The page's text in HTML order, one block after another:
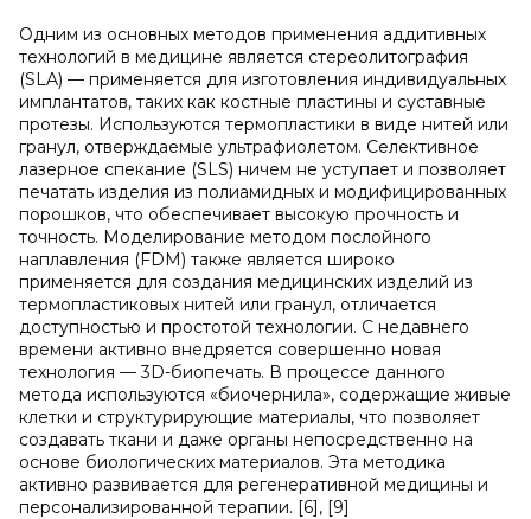
Одним из основных методов применения аддитивных
технологий в медицине является стереолитография
(SLA) — применяется для изготовления индивидуальных
имплантатов, таких как костные пластины и суставные
протезы. Используются термопластики в виде нитей или
гранул, отверждаемые ультрафиолетом. Селективное
лазерное спекание (SLS) ничем не уступает и позволяет
печатать изделия из полиамидных и модифицированных
порошков, что обеспечивает высокую прочность и
точность. Моделирование методом послойного
наплавления (FDM) также является широко
применяется для создания медицинских изделий из
термопластиковых нитей или гранул, отличается
доступностью и простотой технологии. С недавнего
времени активно внедряется совершенно новая
технология — 3D-биопечать. В процессе данного
метода используются «биочернила», содержащие живые
клетки и структурирующие материалы, что позволяет
создавать ткани и даже органы непосредственно на
основе биологических материалов. Эта методика
активно развивается для регенеративной медицины и
персонализированной терапии. [6], [9]